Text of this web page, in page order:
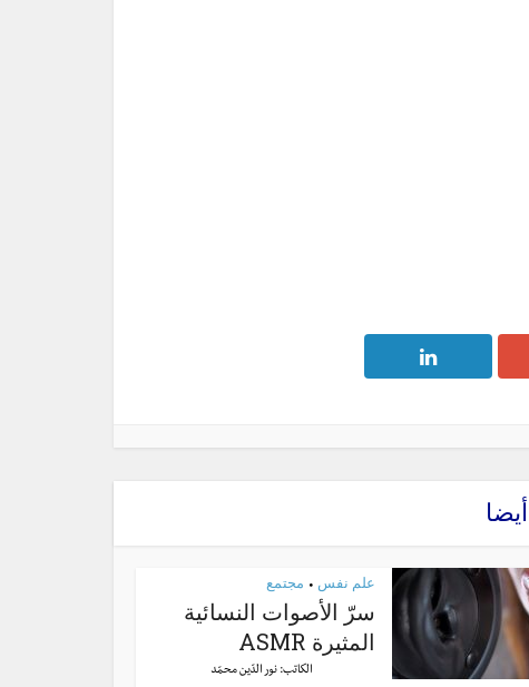
علم نفس • مجتمع
سرّ الأصوات النسائية
المثيرة ASMR
الكاتب:نور الدّين محمّد